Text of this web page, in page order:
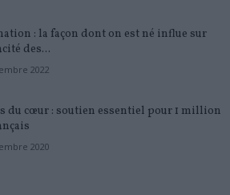
: la façon dont on est né influe sur
des...
2022
du cœur : soutien essentiel pour 1 million
2020